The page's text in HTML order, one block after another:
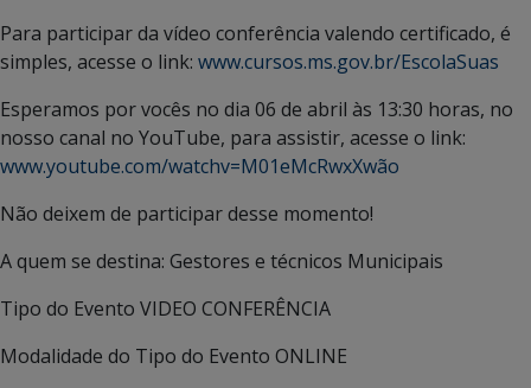
Para participar da vídeo conferência valendo certificado, é
simples, acesse o link: www.cursos.ms.gov.br/EscolaSuas
Esperamos por vocês no dia 06 de abril às 13:30 horas, no
nosso canal no YouTube, para assistir, acesse o link:
www.youtube.com/watchv=M01eMcRwxXwão
Não deixem de participar desse momento!
A quem se destina: Gestores e técnicos Municipais
Tipo do Evento VIDEO CONFERÊNCIA
Modalidade do Tipo do Evento ONLINE